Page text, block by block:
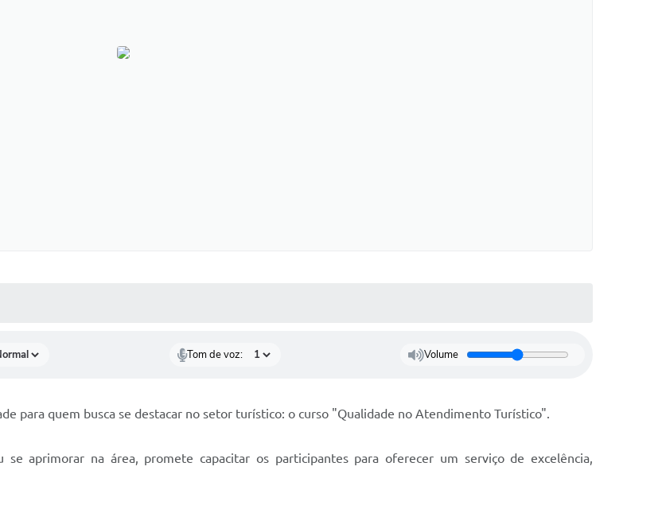
Tom de voz: Volume
para quem busca se destacar no setor turístico: o curso "Qualidade no Atendimento Turístico".
aprimorar na área, promete capacitar os participantes para oferecer um serviço de excelência,